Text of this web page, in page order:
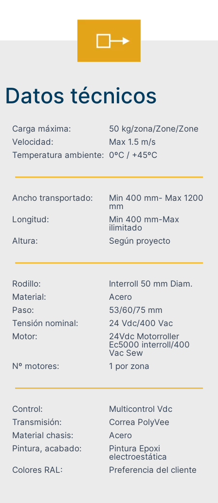
Datos técnicos
Carga máxima:
50 kg/zona/Zone/Zone
Velocidad:
Max 1.5 m/s
Temperatura ambiente: 0ºC / +45ºC
Ancho transportado:
Min 400 mm- Max 1200
mm
Longitud:
Min 400 mm-Max
ilimitado
Altura:
Según proyecto
Rodillo:
Interroll 50 mm Diam.
Material:
Acero
Paso:
53/60/75 mm
Tensión nominal:
24 Vdc/400 Vac
Motor:
24Vdc Motorroller
Ec5000 interroll/400
Vac Sew
Nº motores:
1 por zona
Control:
Multicontrol Vdc
Transmisión:
Correa PolyVee
Material chasis:
Acero
Pintura, acabado:
Pintura Epoxi
electroestática
Colores RAL:
Preferencia del cliente